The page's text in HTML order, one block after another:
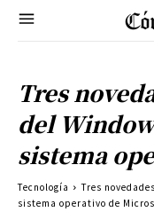
Tres
del
sistema
Tecnología
Tres
sistema operativo de